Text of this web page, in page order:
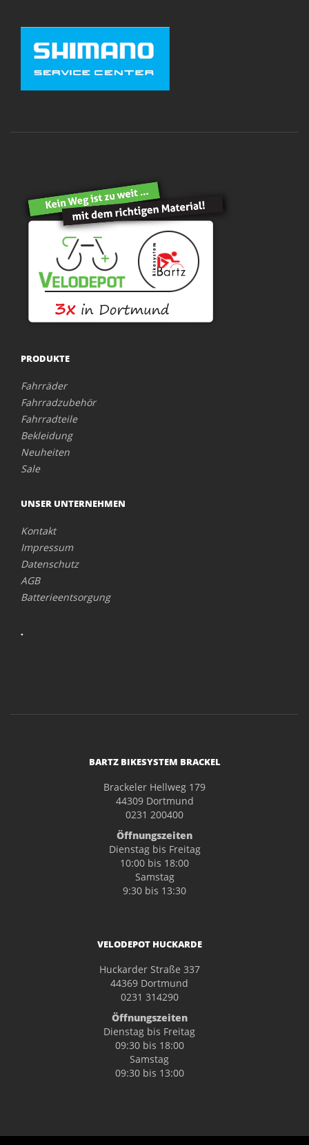
PRODUKTE
Fahrräder
Fahrradzubehör
Fahrradteile
Bekleidung
Neuheiten
Sale
UNSER UNTERNEHMEN
Kontakt
Impressum
Datenschutz
AGB
Batterieentsorgung
.
BARTZ BIKESYSTEM BRACKEL
Brackeler Hellweg 179
44309 Dortmund
0231 200400
Öffnungszeiten
Dienstag bis Freitag
10:00 bis 18:00
Samstag
9:30 bis 13:30
VELODEPOT HUCKARDE
Huckarder Straße 337
44369 Dortmund
0231 314290
Öffnungszeiten
Dienstag bis Freitag
09:30 bis 18:00
Samstag
09:30 bis 13:00